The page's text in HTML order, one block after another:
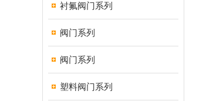
衬氟阀门系列
阀门系列
阀门系列
塑料阀门系列